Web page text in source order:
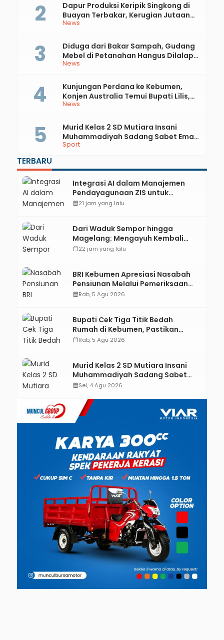
News
Dapur Produksi Keripik Singkong di
Buayan Terbakar, Kerugian Jutaan
Rupiah
News
Diduga dari Bakar Sampah, Gudang
Mebel di Petanahan Hangus Dilalap
Api
News
Kunjungan Perdana ke Kebumen,
Konjen Australia Temui Bupati Lilis,
Ini yang Dibahas
Sport
Murid Kelas 2 SD Mutiara Insani
Muhammadiyah Sadang Sabet Emas
dan Perak di Kejurda Tapak Suci
TERBARU
Integrasi AI dalam Manajemen
Pendayagunaan ZIS untuk
Mendukung Realisasi IKAL
calendar_month21 jam yang lalu
Dari Waduk Sempor hingga
Magelang: Mengayuh Kembali
Sisa-Sisa Racun Masa Remaja
calendar_month22 jam yang lalu
BRI Kebumen Apresiasi Nasabah
Pensiunan Melalui Pemeriksaan
Kesehatan Gratis Hingga
calendar_monthRab, 5 Agu 2026
Bupati Cek Tiga Titik Bedah
Rumah di Kebumen, Pastikan
Hunian Layak bagi Warga
calendar_monthRab, 5 Agu 2026
Murid Kelas 2 SD Mutiara Insani
Muhammadiyah Sadang Sabet
Emas dan Perak di Kejurda Tapak
calendar_monthSel, 4 Agu 2026